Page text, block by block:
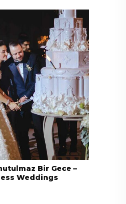
Bir Gece –
Weddings